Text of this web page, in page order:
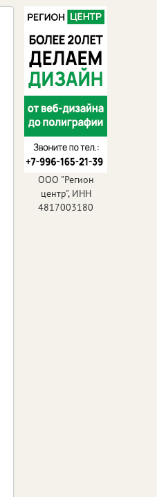
ООО "Регион
центр", ИНН
4817003180